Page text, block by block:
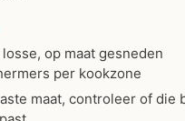
losse, op maat gesneden
per kookzone
maat, controleer of die